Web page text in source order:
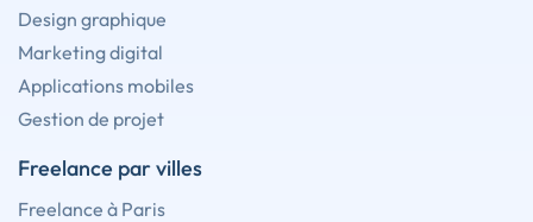
Design graphique
Marketing digital
Applications mobiles
Gestion de projet
Freelance par villes
Freelance à Paris